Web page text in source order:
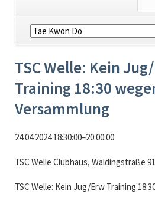
Navigation
überspringen
TSC Welle: Kein
Training 18:30
Versammlung
24.04.2024 18:30:00–20:00:00
TSC Welle Clubhaus, Waldingstraße 91
TSC Welle: Kein Jug/Erw Training